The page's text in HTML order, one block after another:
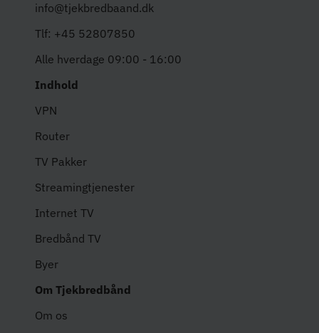
info@tjekbredbaand.dk
Tlf: +45 52807850
Alle hverdage 09:00 - 16:00
Indhold
VPN
Router
TV Pakker
Streamingtjenester
Internet TV
Bredbånd TV
Byer
Om Tjekbredbånd
Om os